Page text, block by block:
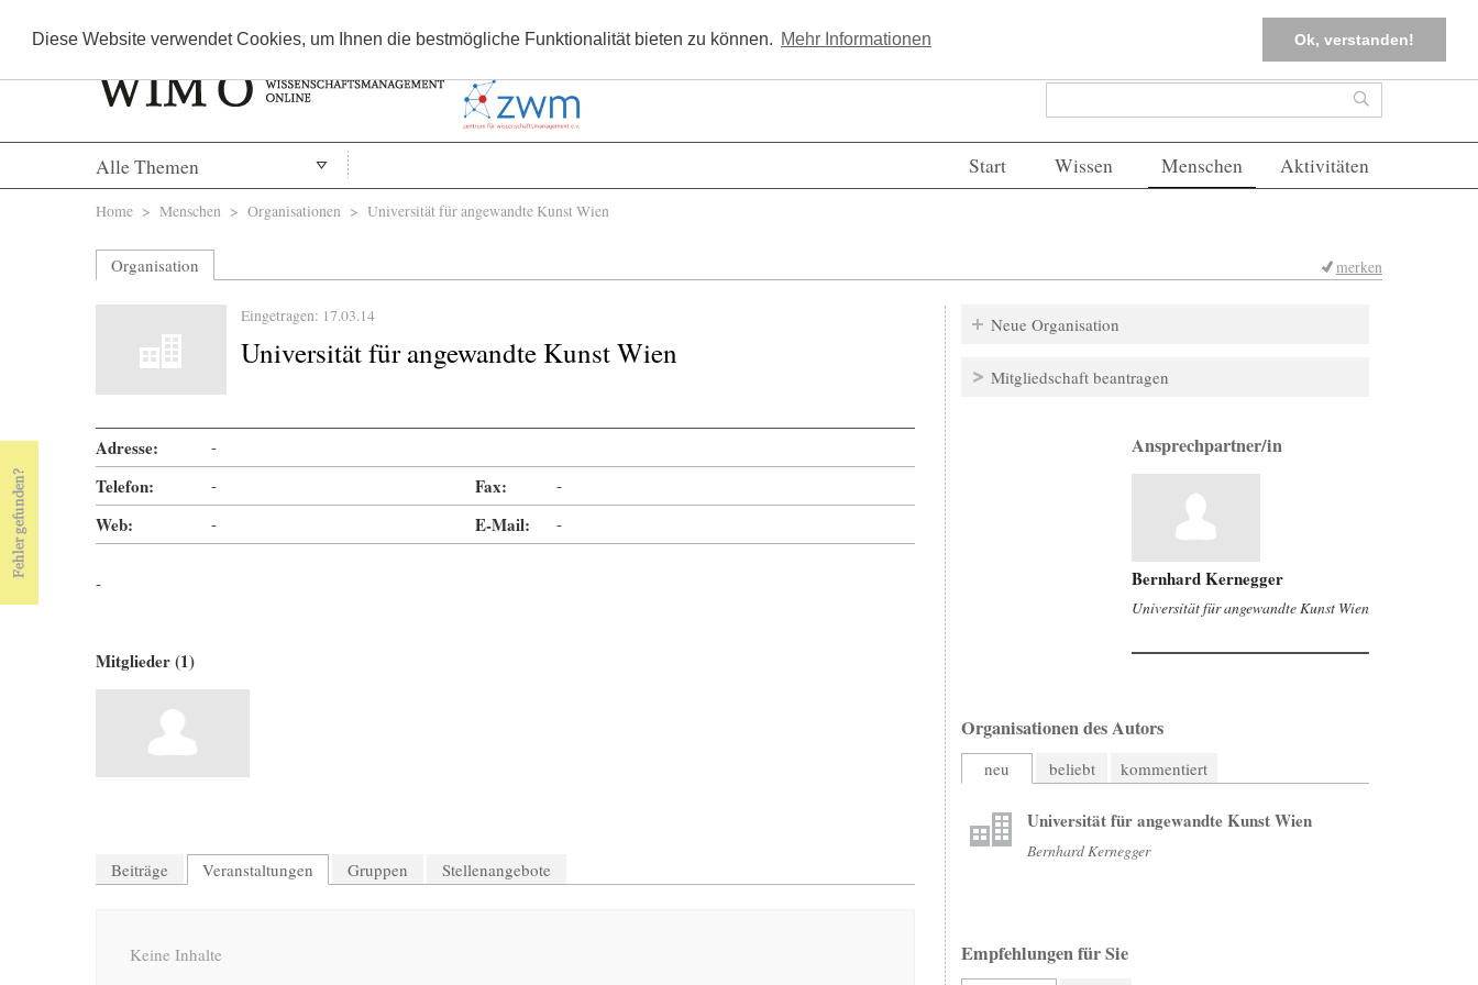
Diese Website verwendet Cookies, um Ihnen die bestmögliche Funktionalität bieten zu können. Mehr Informationen Ok, verstanden!
Kostenlos registrieren FAQs Einloggen
Suchformular Suche
Alle Themen Start Wissen Menschen Aktivitäten
Sie sind hier
Home > Menschen > Organisationen > Universität für angewandte Kunst Wien
Organisation merken
Eingetragen: 17.03.14
Universität für angewandte Kunst Wien
Adresse: -
Telefon: - Fax: -
Web: - E-Mail: -
-
Mitglieder (1)
Beiträge Veranstaltungen Gruppen Stellenangebote
Keine Inhalte
Neue Organisation
Mitgliedschaft beantragen
Ansprechpartner/in
Bernhard Kernegger
Universität für angewandte Kunst Wien
Organisationen des Autors
neu beliebt kommentiert
Universität für angewandte Kunst Wien
Bernhard Kernegger
Empfehlungen für Sie